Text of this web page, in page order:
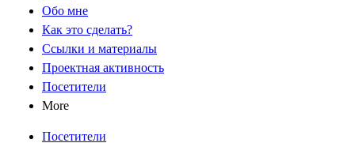
Обо мне
Как это сделать?
Ссылки и материалы
Проектная активность
Посетители
More
Посетители